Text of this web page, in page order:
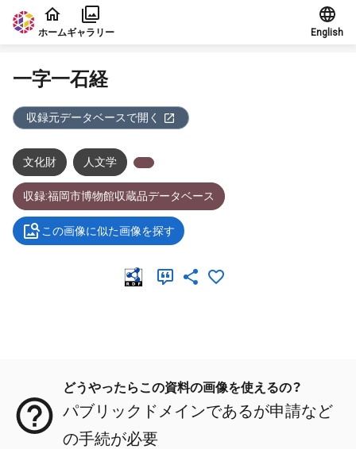
本文に飛ぶ
ホームギャラリー English
一字一石経
収録元データベースで開く
文化財 人文学
収録:福岡市博物館収蔵品データベース
この画像に似た画像を探す
どうやったらこの資料の画像を使えるの？
パブリックドメインであるが申請など
の手続が必要